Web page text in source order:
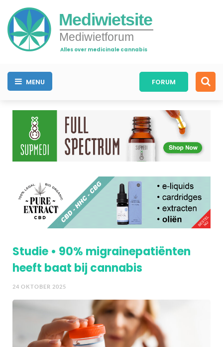
Mediwietsite
Mediwietforum
Alles over medicinale cannabis
MENU FORUM
Studie • 90% migrainepatiënten
heeft baat bij cannabis
24 OKTOBER 2025